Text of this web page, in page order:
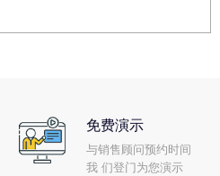
免费演示
与销售顾问预约时间
我 们登门为您演示